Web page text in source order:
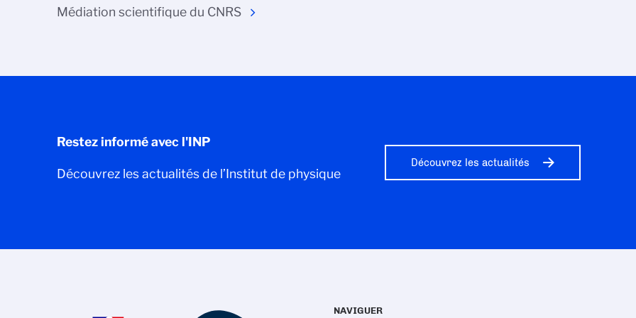
Médiation scientifique du CNRS
Restez informé avec l'INP
Découvrez les actualités de l’Institut de physique
Découvrez les actualités
NAVIGUER